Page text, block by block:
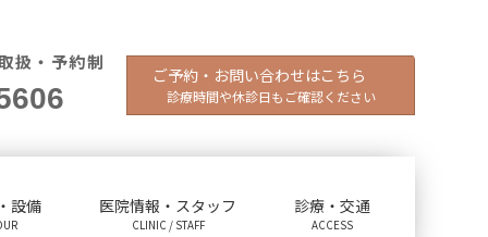
扱・予約制
ご予約・お問い合わせはこちら
診療時間や休診日もご確認ください
設備 医院情報・スタッフ
CLINIC / STAFF
診療・交通
ACCESS